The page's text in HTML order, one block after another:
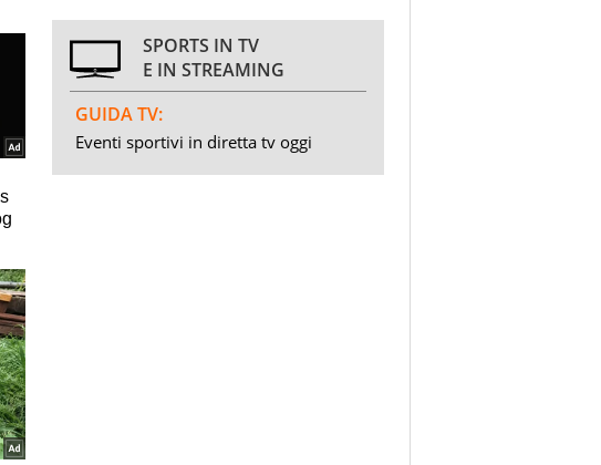
SPORTS IN TV
E IN STREAMING
GUIDA TV:
Eventi sportivi in diretta tv oggi